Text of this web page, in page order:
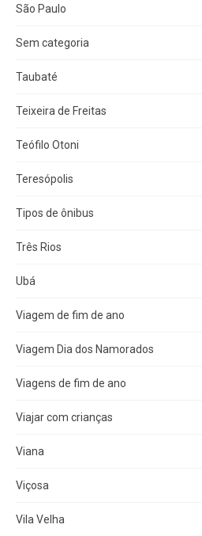
São Paulo
Sem categoria
Taubaté
Teixeira de Freitas
Teófilo Otoni
Teresópolis
Tipos de ônibus
Três Rios
Ubá
Viagem de fim de ano
Viagem Dia dos Namorados
Viagens de fim de ano
Viajar com crianças
Viana
Viçosa
Vila Velha